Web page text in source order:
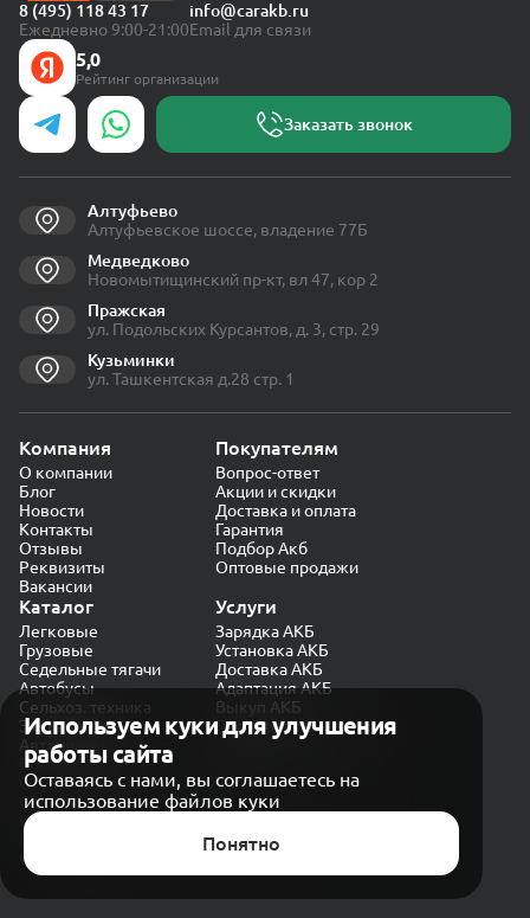
Используем куки для улучшения
работы сайта
Оставаясь с нами, вы соглашаетесь на
использование файлов куки
Понятно
8 (495) 118 43 17
Ежедневно 9:00-21:00
info@carakb.ru
Email для связи
5,0
Рейтинг организации
Заказать звонок
Алтуфьево
Алтуфьевское шоссе, владение 77Б
Медведково
Новомытищинский пр-кт, вл 47, кор 2
Пражская
ул. Подольских Курсантов, д. 3, стр. 29
Кузьминки
ул. Ташкентская д.28 стр. 1
Компания
О компании
Блог
Новости
Контакты
Отзывы
Реквизиты
Вакансии
Покупателям
Вопрос-ответ
Акции и скидки
Доставка и оплата
Гарантия
Подбор Акб
Оптовые продажи
Каталог
Легковые
Грузовые
Седельные тягачи
Автобусы
Сельхоз. техника
Экскаваторы
Автокраны
Услуги
Зарядка АКБ
Установка АКБ
Доставка АКБ
Адаптация АКБ
Выкуп АКБ
Проверка генератора
Политика конфиденциальности
Обработка персональных данных
Согласие на обработку в «Яндекс.Метрика»
Карта сайта
© CARAKB 2026. Все права защищены